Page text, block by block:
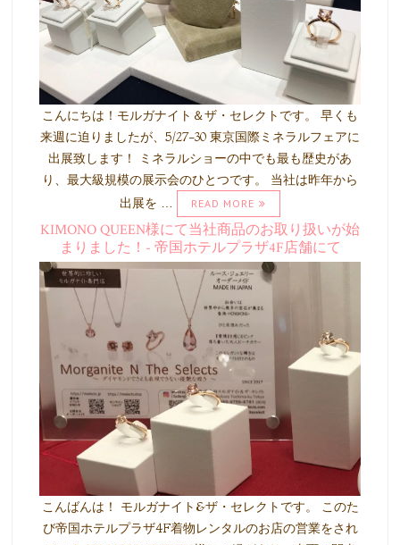
こんにちは！モルガナイト＆ザ・セレクトです。 早くも
来週に迫りましたが、5/27-30 東京国際ミネラルフェアに
出展致します！ ミネラルショーの中でも最も歴史があ
り、最大級規模の展示会のひとつです。 当社は昨年から
出展を …
READ MORE
KIMONO QUEEN様にて当社商品のお取り扱いが始
まりました！- 帝国ホテルプラザ4F店舗にて
こんばんは！ モルガナイト&ザ・セレクトです。 このた
び帝国ホテルプラザ4F着物レンタルのお店の営業をされ